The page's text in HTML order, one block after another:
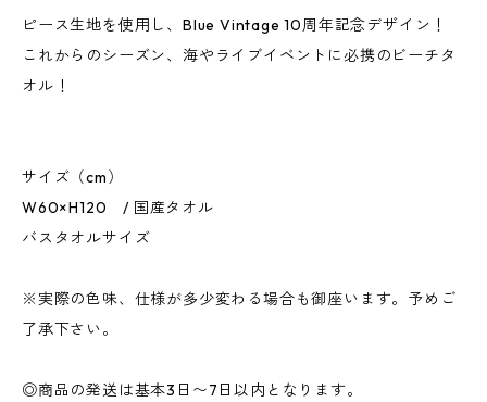
ピース生地を使用し、Blue Vintage 10周年記念デザイン！
これからのシーズン、海やライブイベントに必携のビーチタ
オル！
サイズ（cm）
W60×H120 / 国産タオル
バスタオルサイズ
※実際の色味、仕様が多少変わる場合も御座います。予めご
了承下さい。
◎商品の発送は基本3日〜7日以内となります。